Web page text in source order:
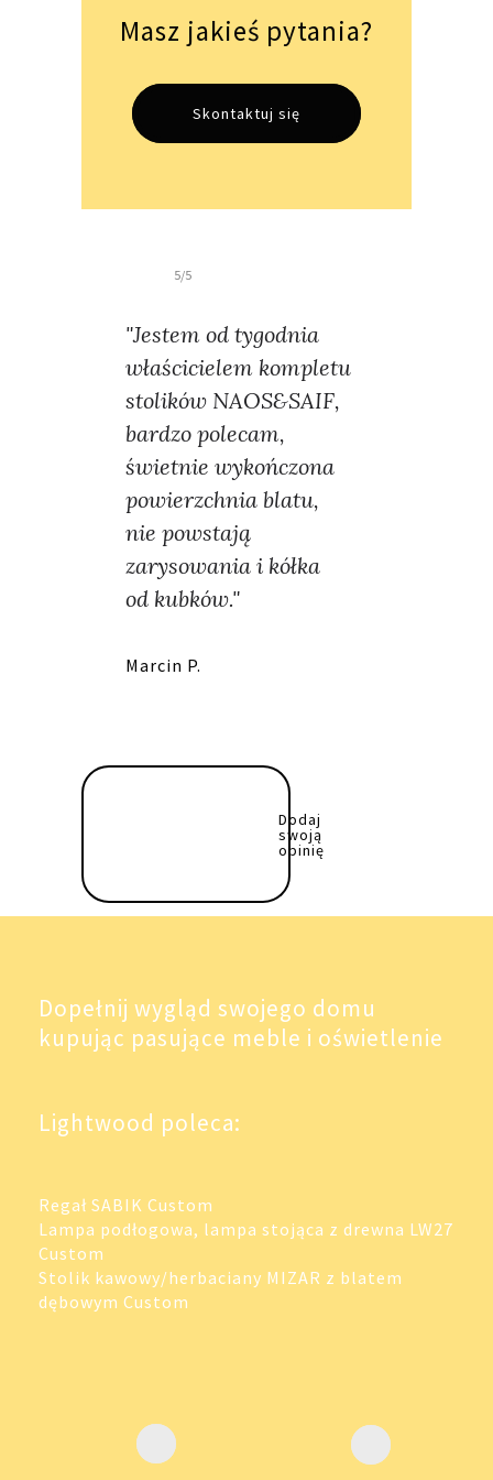
5/5
"Jestem od tygodnia
właścicielem kompletu
stolików NAOS&SAIF,
bardzo polecam,
świetnie wykończona
powierzchnia blatu,
nie powstają
zarysowania i kółka
od kubków."
Marcin P.
Dodaj
swoją
opinię
Masz jakieś pytania?
Skontaktuj się
Dopełnij wygląd swojego domu
kupując pasujące meble i oświetlenie
Lightwood poleca:
Regał SABIK Custom
Lampa podłogowa, lampa stojąca z drewna LW27
Custom
Stolik kawowy/herbaciany MIZAR z blatem
dębowym Custom